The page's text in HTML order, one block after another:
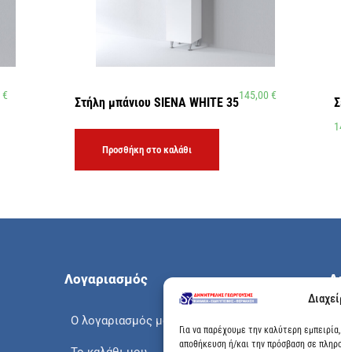
Για να παρέχουμε την καλύτερη
αποθήκευση ή/και την πρόσβαση σε
€ Στήλη μπάνιου SIENA WHITE 35145,00 €
Προσθήκη στο καλάθι
Λογαριασμός
Ο λογαριασμός μου